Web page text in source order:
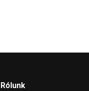
Rólunk